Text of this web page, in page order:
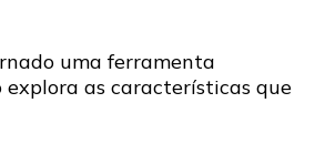
uma ferramenta
as características que